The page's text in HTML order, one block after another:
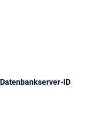
Datenbankserver-ID